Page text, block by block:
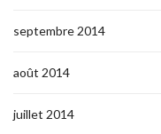
septembre 2014
août 2014
juillet 2014